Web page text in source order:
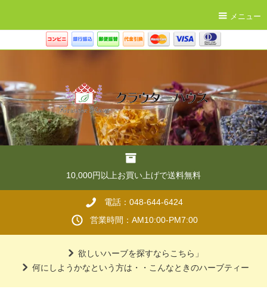
メニュー
10,000円以上お買い上げで送料無料
電話：048-644-6424
営業時間：AM10:00-PM7:00
欲しいハーブを探すならこちら」
何にしようかなという方は・・こんなときのハーブティー